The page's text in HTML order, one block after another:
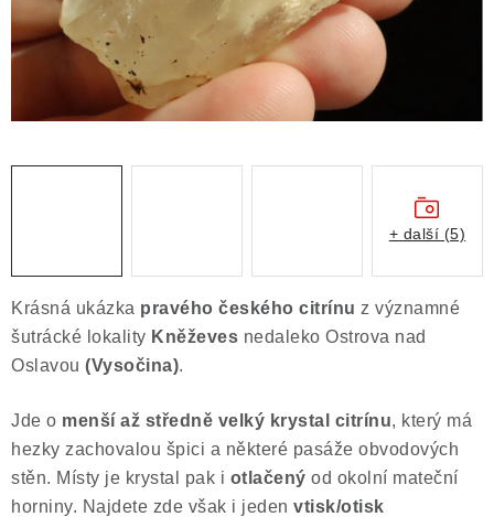
NÁŠ PŘÍBĚH
VIDEOGALERIE
Ochrana osobních údajů
Výkup minerálů a drahých kamenů
Formulář pro odstoupení od smlouvy
Krásná ukázka pravého českého citrínu z významné
šutrácké lokality Kněževes nedaleko Ostrova nad
Oslavou (Vysočina).
Jde o menší až středně velký krystal citrínu, který má
hezky zachovalou špici a některé pasáže obvodových
stěn. Místy je krystal pak i otlačený od okolní mateční
horniny. Najdete zde však i jeden vtisk/otisk
+ další (5)